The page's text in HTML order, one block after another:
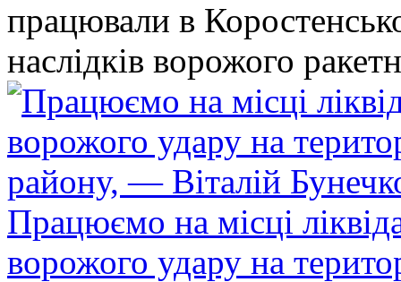
працювали в
наслідків ворожого
Працюємо на місці
ворожого удару на